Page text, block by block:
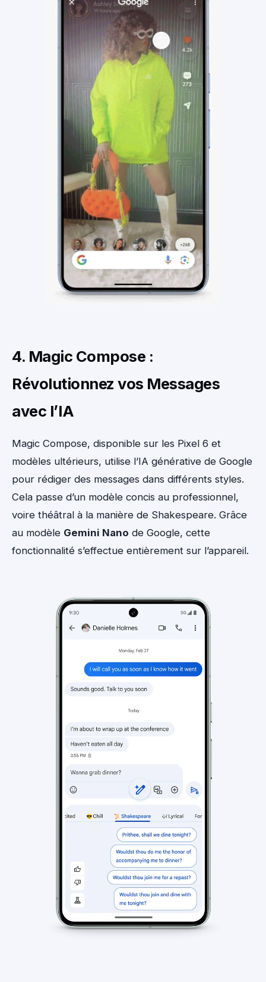
4. Magic Compose :
Révolutionnez vos Messages
avec l’IA
Magic Compose, disponible sur les Pixel 6 et
modèles ultérieurs, utilise l’IA générative de Google
pour rédiger des messages dans différents styles.
Cela passe d’un modèle concis au professionnel,
voire théâtral à la manière de Shakespeare. Grâce
au modèle Gemini Nano de Google, cette
fonctionnalité s’effectue entièrement sur l’appareil.